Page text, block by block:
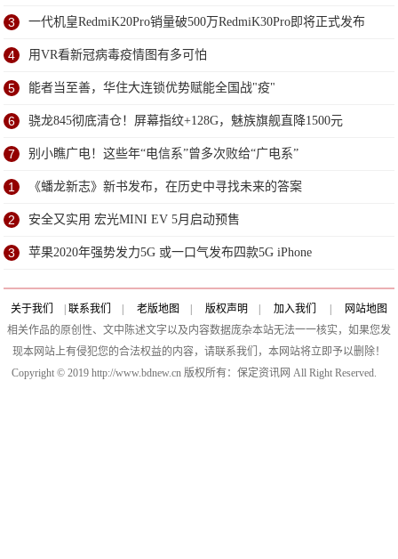
受
3 一代机皇RedmiK20Pro销量破500万RedmiK30Pro即将正式发布
4 用VR看新冠病毒疫情图有多可怕
5 能者当至善，华住大连锁优势赋能全国战"疫"
6 骁龙845彻底清仓！屏幕指纹+128G，魅族旗舰直降1500元
7 别小瞧广电！这些年“电信系”曾多次败给“广电系”
1 《蟠龙新志》新书发布，在历史中寻找未来的答案
2 安全又实用 宏光MINI EV 5月启动预售
3 苹果2020年强势发力5G 或一口气发布四款5G iPhone
关于我们 联系我们 老版地图 版权声明 加入我们
网站地图
相关作品的原创性、文中陈述文字以及内容数据庞杂本站无法一一核实，如果您发
现本网站上有侵犯您的合法权益的内容，请联系我们，本网站将立即予以删除！
Copyright © 2019 http://www.bdnew.cn 版权所有：保定资讯网 All Right Reserved.